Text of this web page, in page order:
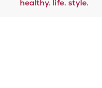
healthy. life. style.